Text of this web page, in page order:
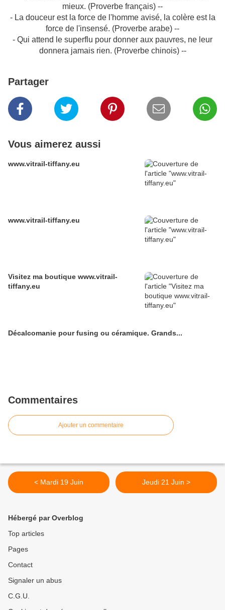
mieux. (Proverbe français) --
- La douceur est la force de l'homme avisé, la colère est la
force de l'insensé. (Proverbe arabe) --
- Qui attend le superflu pour donner aux pauvres, ne leur
donnera jamais rien. (Proverbe chinois) --
Partager
Vous aimerez aussi
www.vitrail-tiffany.eu
www.vitrail-tiffany.eu
Visitez ma boutique www.vitrail-
tiffany.eu
Décalcomanie pour fusing ou céramique. Grands...
Commentaires
Ajouter un commentaire
< Mardi 19 Juin Jeudi 21 Juin >
Hébergé par Overblog
Top articles
Pages
Contact
Signaler un abus
C.G.U.